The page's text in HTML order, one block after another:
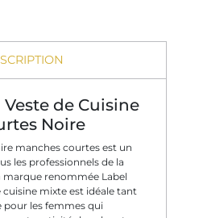
de Cuisine
Noire
manches courtes est un
les professionnels de la
marque renommée Label
cuisine mixte est idéale tant
pour les femmes qui